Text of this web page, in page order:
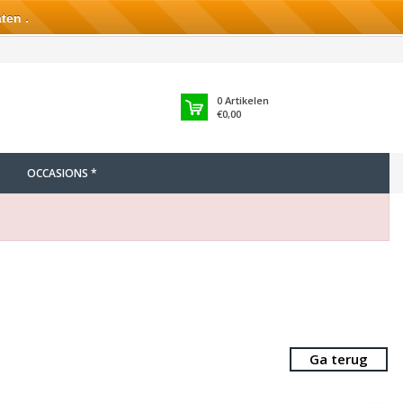
0Artikelen
€0,00
OCCASIONS *
Ga terug
.